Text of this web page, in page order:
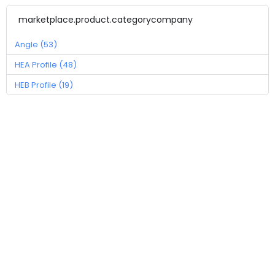
marketplace.product.categorycompany
Angle (53)
HEA Profile (48)
HEB Profile (19)